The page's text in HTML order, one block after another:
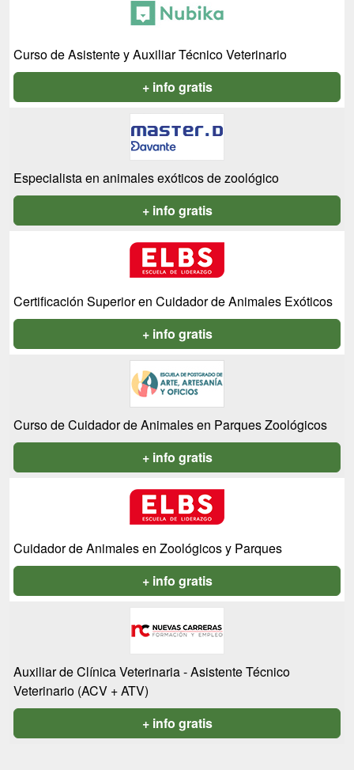
Curso de Asistente y Auxiliar Técnico Veterinario
+ info gratis
Especialista en animales exóticos de zoológico
+ info gratis
Certificación Superior en Cuidador de Animales Exóticos
+ info gratis
Curso de Cuidador de Animales en Parques Zoológicos
+ info gratis
Cuidador de Animales en Zoológicos y Parques
+ info gratis
Auxiliar de Clínica Veterinaria - Asistente Técnico
Veterinario (ACV + ATV)
+ info gratis